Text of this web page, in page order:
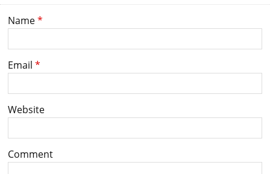
Name*
Email *
Website
Comment